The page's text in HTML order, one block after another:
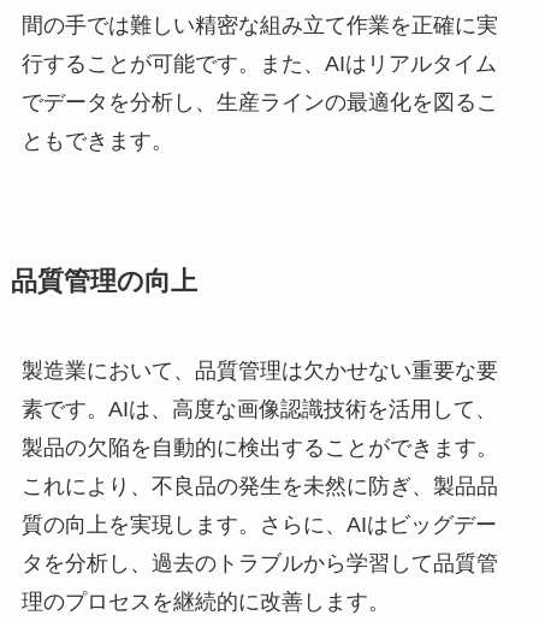
間の手では難しい精密な組み立て作業を正確に実
行することが可能です。また、AIはリアルタイム
でデータを分析し、生産ラインの最適化を図るこ
ともできます。
品質管理の向上
製造業において、品質管理は欠かせない重要な要
素です。AIは、高度な画像認識技術を活用して、
製品の欠陥を自動的に検出することができます。
これにより、不良品の発生を未然に防ぎ、製品品
質の向上を実現します。さらに、AIはビッグデー
タを分析し、過去のトラブルから学習して品質管
理のプロセスを継続的に改善します。